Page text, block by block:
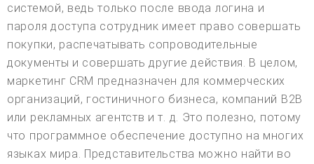
системой, ведь только после ввода логина и
пароля доступа сотрудник имеет право совершать
покупки, распечатывать сопроводительные
документы и совершать другие действия. В целом,
маркетинг CRM предназначен для коммерческих
организаций, гостиничного бизнеса, компаний B2B
или рекламных агентств и т. д. Это полезно, потому
что программное обеспечение доступно на многих
языках мира. Представительства можно найти во